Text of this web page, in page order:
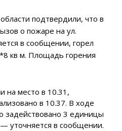
подтвердили, что в
о пожаре на ул.
в сообщении, горел
кв м. Площадь горения
место в 10.31,
в 10.37. В ходе
задействовано 3 единицы
уточняется в сообщении.